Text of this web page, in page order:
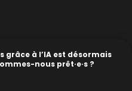
grâce à l’IA est désormais
nous prêt·e·s ?